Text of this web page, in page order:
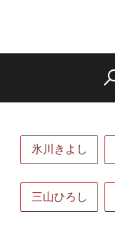
氷川きよし
三山ひろし